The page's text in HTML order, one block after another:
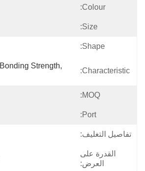
Colour:
Size:
Shape:
Characteristic:
Strength,
MOQ:
Port:
تفاصيل التغليف:
القدرة على
العرض: